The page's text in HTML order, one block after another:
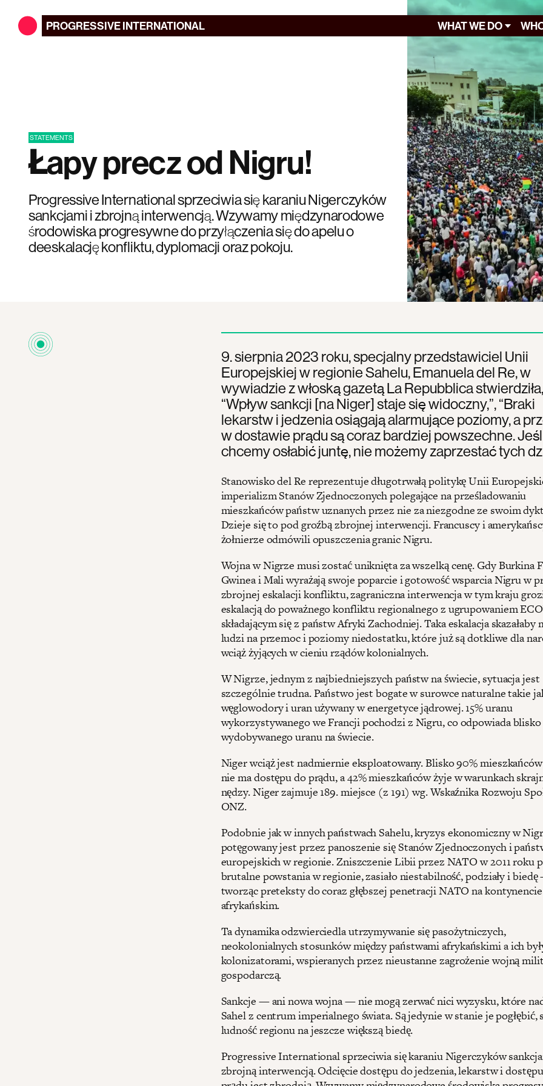
PROGRESSIVEINTERNATIONAL WHAT WE DO
STATEMENTS
Łapy precz od Nigru!
Progressive International sprzeciwia się karaniu Nigerczyków
sankcjami i zbrojną interwencją. Wzywamy międzynarodowe
środowiska progresywne do przyłączenia się do apelu o
deeskalację konfliktu, dyplomacji oraz pokoju.
9. sierpnia 2023 roku, specjalny przedstawiciel Unii
Europejskiej w regionie Sahelu, Emanuela del Re, w
wywiadzie z włoską gazetą La Repubblica
“Wpływ sankcji [na Niger] staje się widoczny,”, “Braki
lekarstw i jedzenia osiągają alarmujące poziomy, a
w dostawie prądu są coraz bardziej powszechne.
chcemy osłabić juntę, nie możemy zaprzestać tych
Stanowisko del Re reprezentuje długotrwałą politykę Unii
imperializm Stanów Zjednoczonych polegające na prześladowaniu
mieszkańców państw uznanych przez nie za niezgodne ze swoim
Dzieje się to pod groźbą zbrojnej interwencji. Francuscy i
żołnierze odmówili opuszczenia granic Nigru.
Wojna w Nigrze musi zostać uniknięta za wszelką cenę. Gdy Burkina
Gwinea i Mali wyrażają swoje poparcie i gotowość wsparcia Nigru w
zbrojnej eskalacji konfliktu, zagraniczna interwencja w tym kraju
eskalacją do poważnego konfliktu regionalnego z ugrupowaniem
składającym się z państw Afryki Zachodniej. Taka eskalacja skazałaby
ludzi na przemoc i poziomy niedostatku, które już są dotkliwe dla
wciąż żyjących w cieniu rządów kolonialnych.
W Nigrze, jednym z najbiedniejszych państw na świecie, sytuacja jest
szczególnie trudna. Państwo jest bogate w surowce naturalne takie
węglowodory i uran używany w energetyce jądrowej. 15% uranu
wykorzystywanego we Francji pochodzi z Nigru, co odpowiada blisko
wydobywanego uranu na świecie.
Niger wciąż jest nadmiernie eksploatowany. Blisko 90%
nie ma dostępu do prądu, a 42% mieszkańców żyje w warunkach
nędzy. Niger zajmuje 189. miejsce (z 191) wg. Wskaźnika Rozwoju
ONZ.
Podobnie jak w innych państwach Sahelu, kryzys ekonomiczny w
potęgowany jest przez panoszenie się Stanów Zjednoczonych i
europejskich w regionie. Zniszczenie Libii przez NATO w 2011 roku
brutalne powstania w regionie, zasiało niestabilność, podziały i
tworząc preteksty do coraz głębszej penetracji NATO na kontynencie
afrykańskim.
Ta dynamika odzwierciedla utrzymywanie się pasożytniczych,
neokolonialnych stosunków między państwami afrykańskimi a ich
kolonizatorami, wspieranych przez nieustanne zagrożenie wojną
gospodarczą.
Sankcje — ani nowa wojna — nie mogą zerwać nici wyzysku, które
Sahel z centrum imperialnego świata. Są jedynie w stanie je pogłębić,
ludność regionu na jeszcze większą biedę.
Progressive International sprzeciwia się karaniu Nigerczyków
zbrojną interwencją. Odcięcie dostępu do jedzenia, lekarstw i